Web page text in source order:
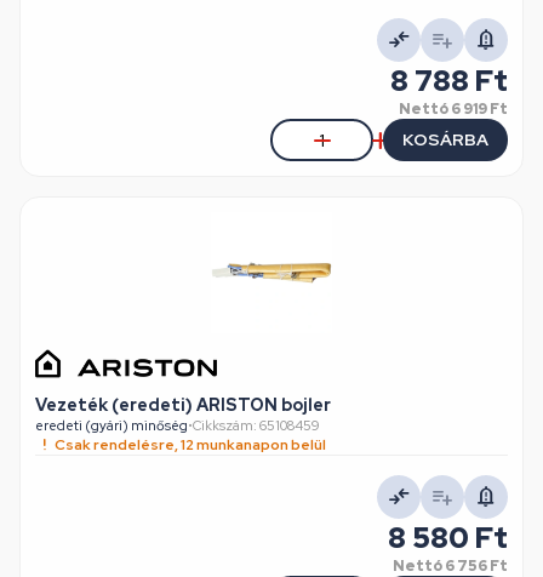
8 788 Ft
Nettó6 919 Ft
KOSÁRBA
Vezeték (eredeti) ARISTON bojler
eredeti (gyári) minőség•Cikkszám: 65108459
Csak rendelésre, 12 munkanapon belül
8 580 Ft
Nettó6 756 Ft